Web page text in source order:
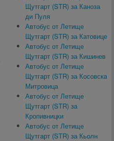
Щутгарт (STR) за Каноза
ди Пуля
Автобус от Летище
Щутгарт (STR) за Катовице
Автобус от Летище
Щутгарт (STR) за Кишинев
Автобус от Летище
Щутгарт (STR) за Косовска
Митровица
Автобус от Летище
Щутгарт (STR) за
Кропивницки
Автобус от Летище
Щутгарт (STR) за Кьолн